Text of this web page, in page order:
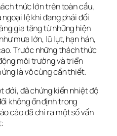
thức lớn trên toàn cầu,
lệ khi đang phải đối
gia tăng từ những hiện
mưa lớn, lũ lụt, hạn hán,
Trước những thách thức
môi trường và triển
là vô cùng cần thiết.
đới, đã chứng kiến nhiệt độ
không ổn định trong
cáo đã chỉ ra một số vấn